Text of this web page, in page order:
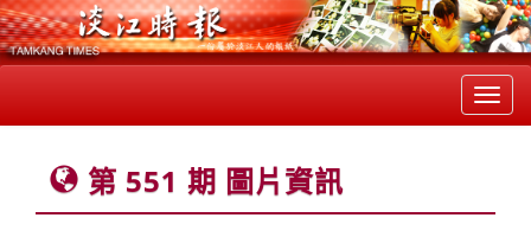
第 551 期 圖片資訊